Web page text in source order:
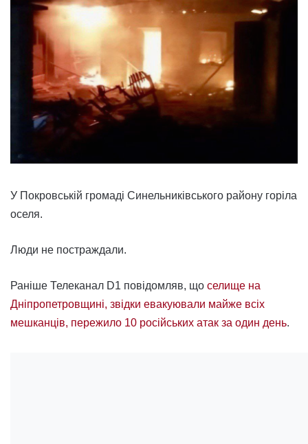
У Покровській громаді Синельниківського району горіла
оселя.
Люди не постраждали.
Раніше Телеканал D1 повідомляв, що селище на
Дніпропетровщині, звідки евакуювали майже всіх
мешканців, пережило 10 російських атак за один день.